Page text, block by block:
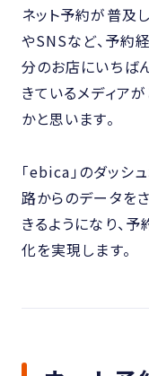
ネット予約が普及
やSNSなど、予約
分のお店にいちば
きているメディア
かと思います。
「ebica」のダッシ
路からのデータを
きるようになり、
化を実現します。